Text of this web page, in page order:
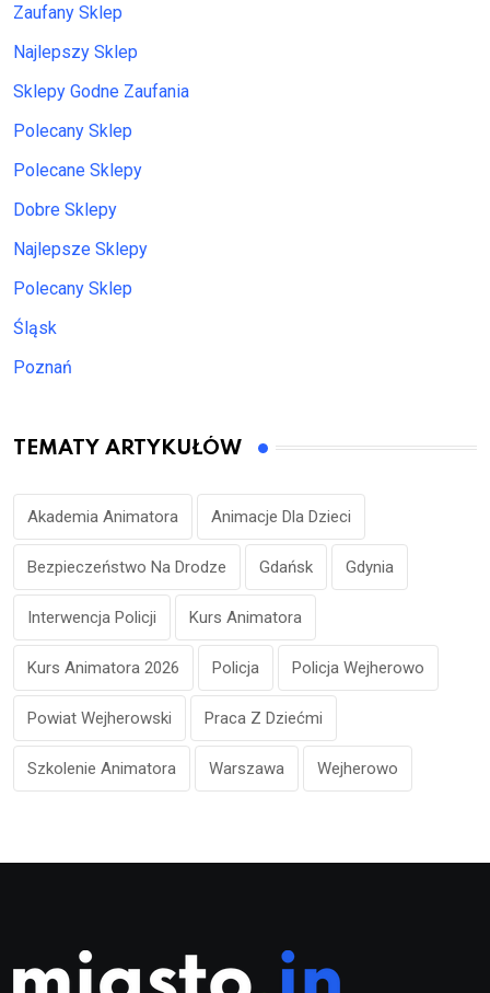
Zaufany Sklep
Najlepszy Sklep
Sklepy Godne Zaufania
Polecany Sklep
Polecane Sklepy
Dobre Sklepy
Najlepsze Sklepy
Polecany Sklep
Śląsk
Poznań
TEMATY ARTYKUŁÓW
Akademia Animatora Animacje Dla Dzieci
Bezpieczeństwo Na Drodze Gdańsk Gdynia
Interwencja Policji Kurs Animatora
Kurs Animatora 2026 Policja Policja Wejherowo
Powiat Wejherowski Praca Z Dziećmi
Szkolenie Animatora Warszawa Wejherowo